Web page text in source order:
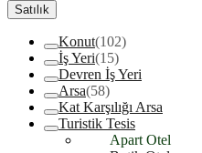
Satılık
Konut(102)
İş Yeri(15)
Devren İş Yeri
Arsa(58)
Kat Karşılığı Arsa
Turistik Tesis
Apart Otel